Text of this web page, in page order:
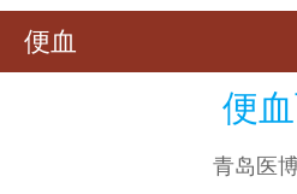
便血
便
青岛医